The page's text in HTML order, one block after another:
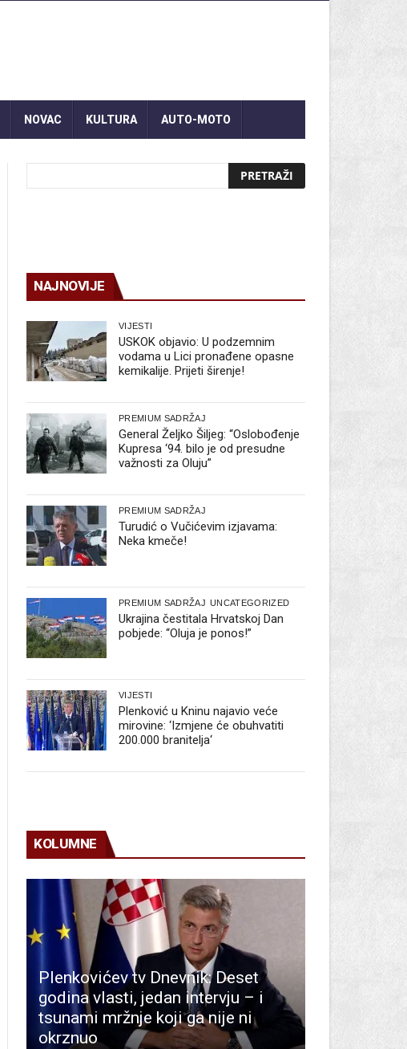
NOVAC KULTURA AUTO-MOTO
NAJNOVIJE
VIJESTI
USKOK objavio: U podzemnim
vodama u Lici pronađene opasne
kemikalije. Prijeti širenje!
PREMIUM SADRŽAJ
General Željko Šiljeg: “Oslobođenje
Kupresa ‘94. bilo je od presudne
važnosti za Oluju”
PREMIUM SADRŽAJ
Turudić o Vučićevim izjavama:
Neka kmeče!
PREMIUM SADRŽAJ UNCATEGORIZED
Ukrajina čestitala Hrvatskoj Dan
pobjede: “Oluja je ponos!”
VIJESTI
Plenković u Kninu najavio veće
mirovine: ‘Izmjene će obuhvatiti
200.000 branitelja‘
KOLUMNE
Plenkovićev tv Dnevnik: Deset
godina vlasti, jedan intervju – i
tsunami mržnje koji ga nije ni
okrznuo